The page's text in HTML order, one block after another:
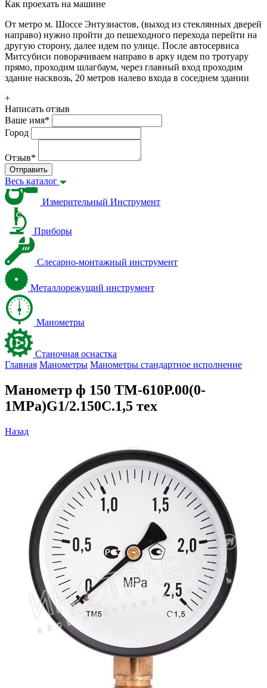
Как проехать на машине
От метро м. Шоссе Энтузиастов, (выход из стеклянных дверей
направо) нужно пройти до пешеходного перехода перейти на
другую сторону, далее идем по улице. После автосервиса
Митсубиси поворачиваем направо в арку идем по тротуару
прямо, проходим шлагбаум, через главный вход проходим
здание насквозь, 20 метров налево входа в соседнем здании
+
Написать отзыв
Ваше имя*
Город
Отзыв*
Отправить
Весь каталог
Измерительный Инструмент
Приборы
Слесарно-монтажный инструмент
Металлорежущий инструмент
Манометры
Станочная оснастка
Главная Манометры Манометры стандартное исполнение
Манометр ф 150 ТМ-610Р.00(0-
1MPa)G1/2.150С.1,5 тех
Назад